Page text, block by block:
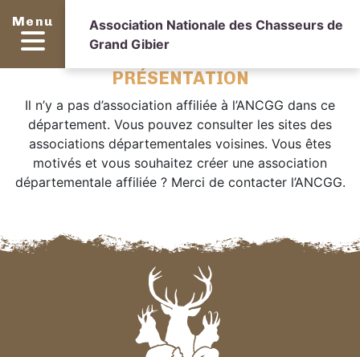
Menu
Association Nationale des Chasseurs de
Grand Gibier
PRÉSENTATION
Il n’y a pas d’association affiliée à l’ANCGG dans ce
département. Vous pouvez consulter les sites des
associations départementales voisines. Vous êtes
motivés et vous souhaitez créer une association
départementale affiliée ? Merci de contacter l’ANCGG.